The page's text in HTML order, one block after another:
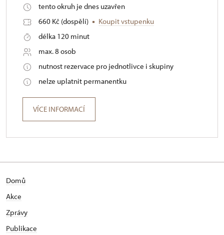
tento okruh je dnes uzavřen
660 Kč (dospělí)
Koupit vstupenku
délka 120 minut
max. 8 osob
nutnost rezervace pro jednotlivce i skupiny
nelze uplatnit permanentku
VÍCE INFORMACÍ
Domů
Akce
Zprávy
Publikace